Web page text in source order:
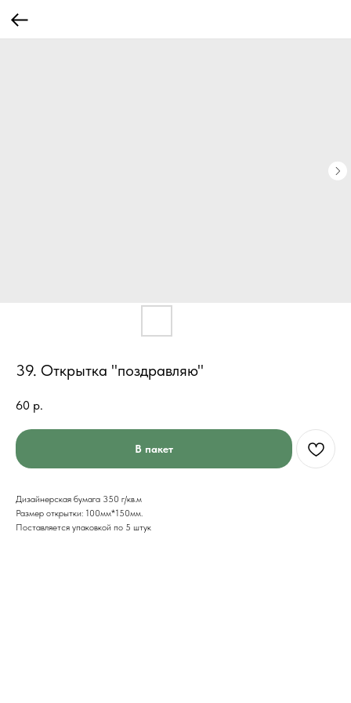
39. Открытка "поздравляю"
60 р.
В пакет
Дизайнерская бумага 350 г/кв.м
Размер открытки: 100мм*150мм.
Поставляется упаковкой по 5 штук